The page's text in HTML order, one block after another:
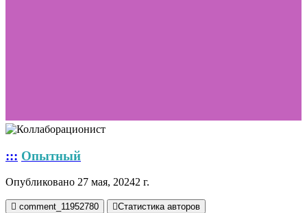
::: Опытный
Опубликовано 27 мая, 20242 г.
comment_11952780 Статистика авторов